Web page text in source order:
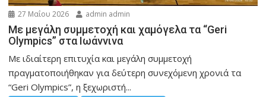
27 Μαΐου 2026 admin admin
Με μεγάλη συμμετοχή και χαμόγελα τα “Geri
Olympics” στα Ιωάννινα
Με ιδιαίτερη επιτυχία και μεγάλη συμμετοχή
πραγματοποιήθηκαν για δεύτερη συνεχόμενη χρονιά τα
“Geri Olympics”, η ξεχωριστή...